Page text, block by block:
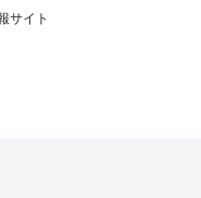
サイト